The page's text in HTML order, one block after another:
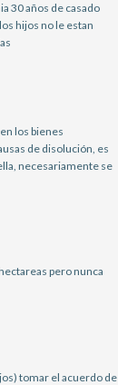
30 años de casado
hijos no le estan
los bienes
de disolución, es
necesariamente se
pero nunca
tomar el acuerdo de